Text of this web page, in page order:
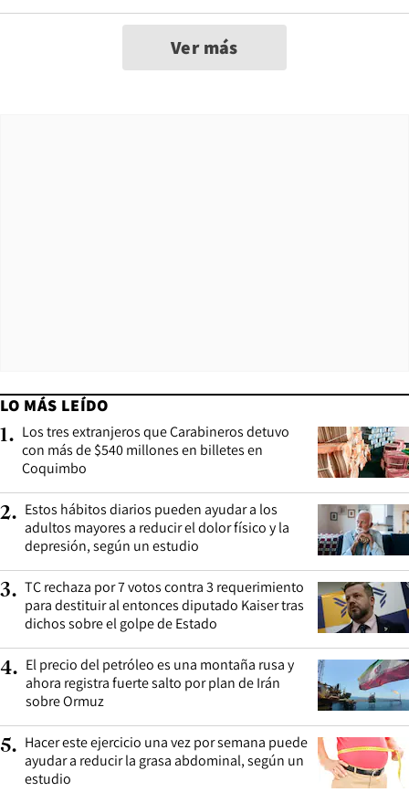
Ver más
LO MÁS LEÍDO
1. Los tres extranjeros que Carabineros detuvo
con más de $540 millones en billetes en
Coquimbo
2. Estos hábitos diarios pueden ayudar a los
adultos mayores a reducir el dolor físico y la
depresión, según un estudio
3. TC rechaza por 7 votos contra 3 requerimiento
para destituir al entonces diputado Kaiser tras
dichos sobre el golpe de Estado
4. El precio del petróleo es una montaña rusa y
ahora registra fuerte salto por plan de Irán
sobre Ormuz
5. Hacer este ejercicio una vez por semana puede
ayudar a reducir la grasa abdominal, según un
estudio